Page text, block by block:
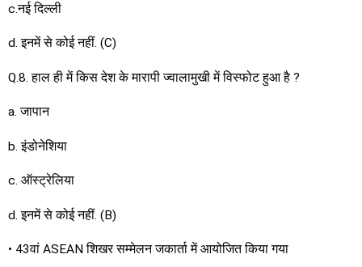
c.नई दिल्ली
d. इनमें से कोई नहीं. (C)
Q.8. हाल ही में किस देश के मारापी ज्वालामुखी में विस्फोट हुआ है ?
a. जापान
b. इंडोनेशिया
c. ऑस्ट्रेलिया
d. इनमें से कोई नहीं. (B)
• 43वां ASEAN शिखर सम्मेलन जकार्ता में आयोजित किया गया